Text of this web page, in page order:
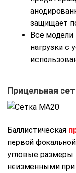
защищает
Все модели
нагрузки с
Прицельная
Баллистическая
первой
угловые
неизменными при